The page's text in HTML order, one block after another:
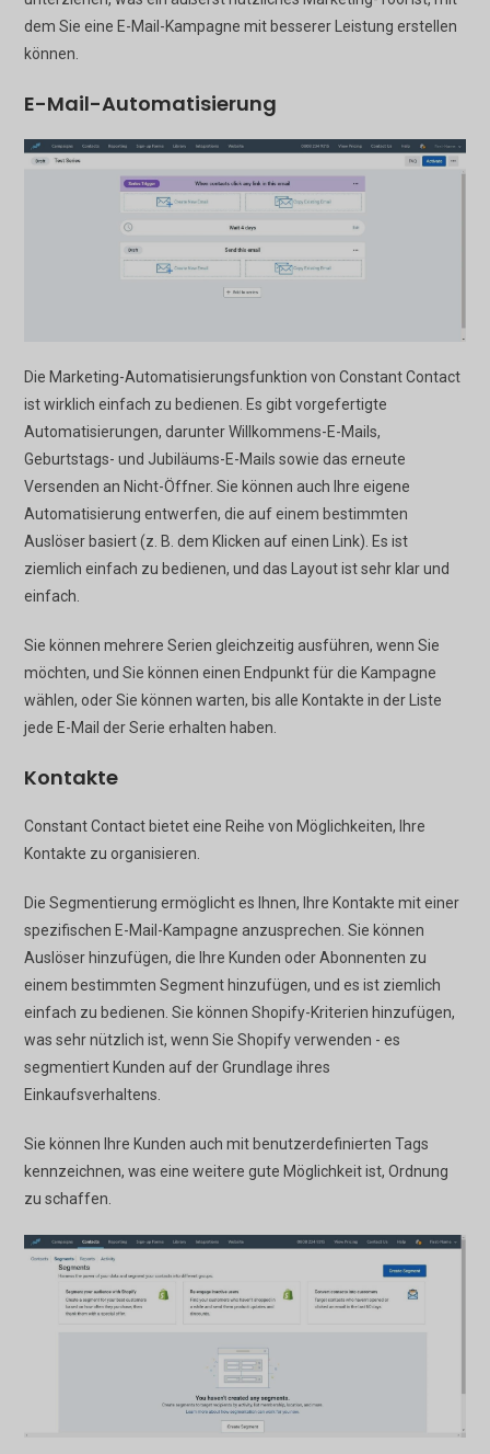
dem Sie eine E-Mail-Kampagne mit besserer Leistung erstellen
können.
E-Mail-Automatisierung
Die Marketing-Automatisierungsfunktion von Constant Contact
ist wirklich einfach zu bedienen. Es gibt vorgefertigte
Automatisierungen, darunter Willkommens-E-Mails,
Geburtstags- und Jubiläums-E-Mails sowie das erneute
Versenden an Nicht-Öffner. Sie können auch Ihre eigene
Automatisierung entwerfen, die auf einem bestimmten
Auslöser basiert (z. B. dem Klicken auf einen Link). Es ist
ziemlich einfach zu bedienen, und das Layout ist sehr klar und
einfach.
Sie können mehrere Serien gleichzeitig ausführen, wenn Sie
möchten, und Sie können einen Endpunkt für die Kampagne
wählen, oder Sie können warten, bis alle Kontakte in der Liste
jede E-Mail der Serie erhalten haben.
Kontakte
Constant Contact bietet eine Reihe von Möglichkeiten, Ihre
Kontakte zu organisieren.
Die Segmentierung ermöglicht es Ihnen, Ihre Kontakte mit einer
spezifischen E-Mail-Kampagne anzusprechen. Sie können
Auslöser hinzufügen, die Ihre Kunden oder Abonnenten zu
einem bestimmten Segment hinzufügen, und es ist ziemlich
einfach zu bedienen. Sie können Shopify-Kriterien hinzufügen,
was sehr nützlich ist, wenn Sie Shopify verwenden - es
segmentiert Kunden auf der Grundlage ihres
Einkaufsverhaltens.
Sie können Ihre Kunden auch mit benutzerdefinierten Tags
kennzeichnen, was eine weitere gute Möglichkeit ist, Ordnung
zu schaffen.